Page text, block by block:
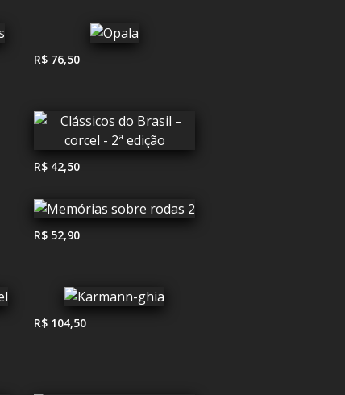
R$ 76,50
R$ 42,50
R$ 52,90
R$ 104,50